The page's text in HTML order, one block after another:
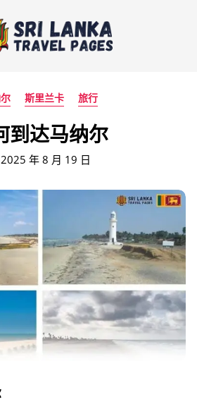
斯里兰卡 旅行
到达马纳尔
2025 年 8 月 19 日